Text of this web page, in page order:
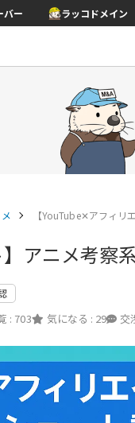
バー ラッコドメイン
【YouTube✕アフィリ
アニメ考察
: 703 気になる : 29 交